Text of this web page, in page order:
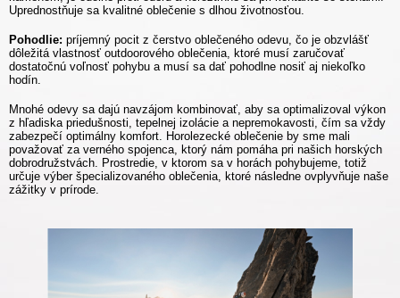
Uprednostňuje sa kvalitné oblečenie s dlhou životnosťou.
Pohodlie: príjemný pocit z čerstvo oblečeného odevu, čo je obzvlášť
dôležitá vlastnosť outdoorového oblečenia, ktoré musí zaručovať
dostatočnú voľnosť pohybu a musí sa dať pohodlne nosiť aj niekoľko
hodín.
Mnohé odevy sa dajú navzájom kombinovať, aby sa optimalizoval výkon
z hľadiska priedušnosti, tepelnej izolácie a nepremokavosti, čím sa vždy
zabezpečí optimálny komfort. Horolezecké oblečenie by sme mali
považovať za verného spojenca, ktorý nám pomáha pri našich horských
dobrodružstvách. Prostredie, v ktorom sa v horách pohybujeme, totiž
určuje výber špecializovaného oblečenia, ktoré následne ovplyvňuje naše
zážitky v prírode.